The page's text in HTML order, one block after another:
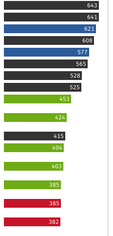
643
641
621
608
577
565
528
525
453
424
415
404
403
385
385
382